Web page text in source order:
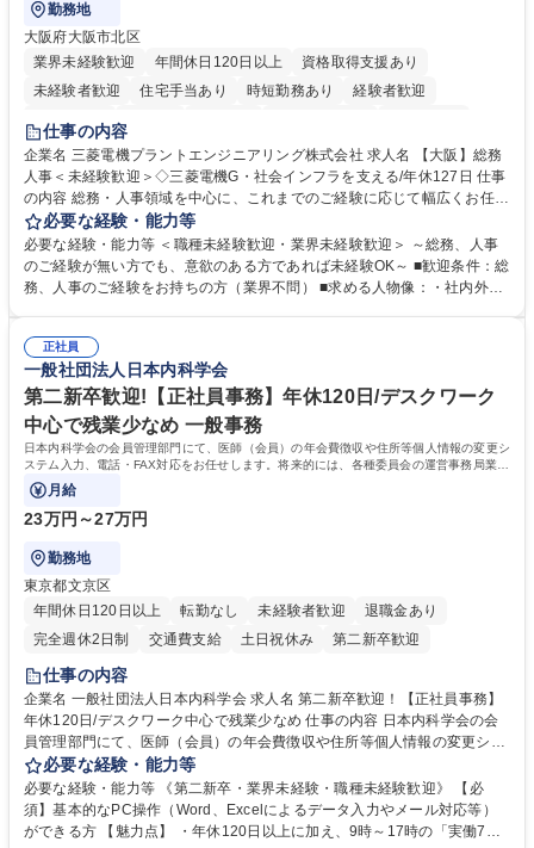
勤務地
大阪府大阪市北区
業界未経験歓迎
年間休日120日以上
資格取得支援あり
未経験者歓迎
住宅手当あり 時短勤務あり
経験者歓迎
退職金あり
駅近5分以内
土日祝休み 服装自由 寮・社宅あり 食事補助あり
仕事の内容
企業名 三菱電機プラントエンジニアリング株式会社 求人名 【大阪】総務
人事＜未経験歓迎＞◇三菱電機G・社会インフラを支える/年休127日 仕事
の内容 総務・人事領域を中心に、これまでのご経験に応じて幅広くお任せ
します。 ＜具体的には＞ ・総務/人事労務（給与・社保・勤怠管理など）
・採用・教育研修 ・福利厚生運用 など ※基本的には事務所勤務ですが、
採用や教育等の業務内容により、関西圏以外への日帰り・宿泊を伴う国内
出張もございます。 ※担当業務を持ちつつ、お互いに助け合いながら、総
必要な経験・能力等
必要な経験・能力等 ＜職種未経験歓迎・業界未経験歓迎＞ ～総務、人事
のご経験が無い方でも、意欲のある方であれば未経験OK～ ■歓迎条件：総
務、人事のご経験をお持ちの方（業界不問） ■求める人物像：・社内外の
正社員
一般社団法人日本内科学会
第二新卒歓迎!【正社員事務】年休120日/デスクワーク
中心で残業少なめ 一般事務
日本内科学会の会員管理部門にて、医師（会員）の年会費徴収や住所等個人情報の変更シ
ステム入力、電話・FAX対応をお任せします。将来的には、各種委員会の運営事務局業務
などにも幅広く携わっていただきます。
月給
23万円～27万円
勤務地
東京都文京区
年間休日120日以上
転勤なし 未経験者歓迎
退職金あり
完全週休2日制
交通費支給 土日祝休み 第二新卒歓迎
仕事の内容
企業名 一般社団法人日本内科学会 求人名 第二新卒歓迎！【正社員事務】
年休120日/デスクワーク中心で残業少なめ 仕事の内容 日本内科学会の会
員管理部門にて、医師（会員）の年会費徴収や住所等個人情報の変更シス
テム入力、電話・FAX対応をお任せします。将来的には、各種委員会の運
営事務局業務などにも幅広く携わっていただきます。 【会員管理・データ
入力業務】 ・医師（会員）の住所変更、個人情報のシステム登録・更新
・年会費の徴収管理や入金データの照合確認 【問い合わせ対応】 ・会員
必要な経験・能力等
必要な経験・能力等 《第二新卒・業界未経験・職種未経験歓迎》 【必
須】基本的なPC操作（Word、Excelによるデータ入力やメール対応等）
ができる方 【魅力点】 ・年休120日以上に加え、9時～17時の「実働7時